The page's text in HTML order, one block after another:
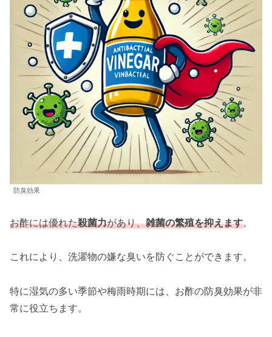
防臭効果
お酢には優れた殺菌力があり、雑菌の繁殖を抑えます。
これにより、洗濯物の嫌な臭いを防ぐことができます。
特に湿気の多い季節や梅雨時期には、お酢の防臭効果が非
常に役立ちます。